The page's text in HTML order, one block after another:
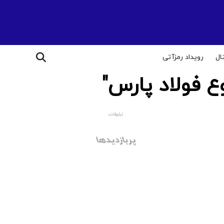
رویداد رمزآتی
پارس"
تبلیغات
پربازدیدها